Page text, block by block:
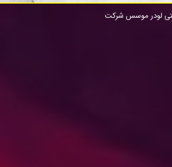
لودر موسس شرکت